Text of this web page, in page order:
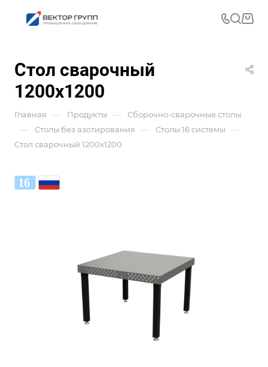
Стол сварочный
1200x1200
Главная — Продукты — Сборочно-сварочные столы
— Столы без азотирования — Столы 16 системы —
Стол сварочный 1200x1200